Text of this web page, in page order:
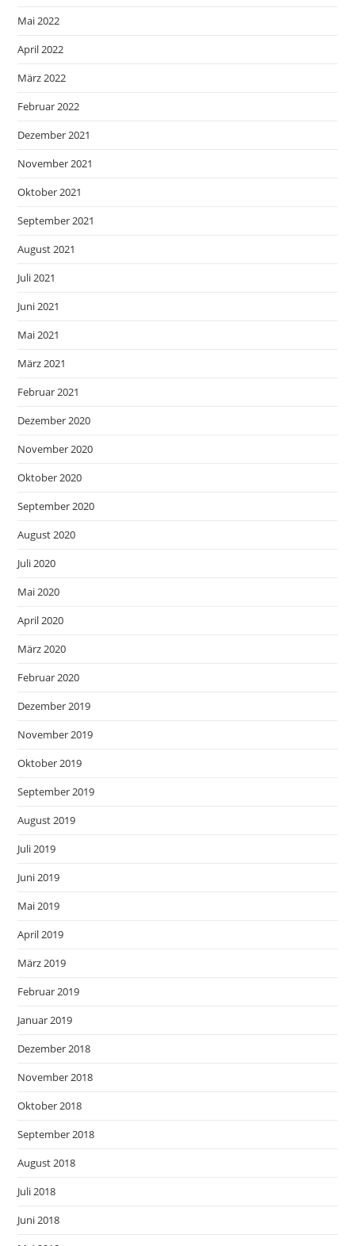
Mai 2022
April 2022
März 2022
Februar 2022
Dezember 2021
November 2021
Oktober 2021
September 2021
August 2021
Juli 2021
Juni 2021
Mai 2021
März 2021
Februar 2021
Dezember 2020
November 2020
Oktober 2020
September 2020
August 2020
Juli 2020
Mai 2020
April 2020
März 2020
Februar 2020
Dezember 2019
November 2019
Oktober 2019
September 2019
August 2019
Juli 2019
Juni 2019
Mai 2019
April 2019
März 2019
Februar 2019
Januar 2019
Dezember 2018
November 2018
Oktober 2018
September 2018
August 2018
Juli 2018
Juni 2018